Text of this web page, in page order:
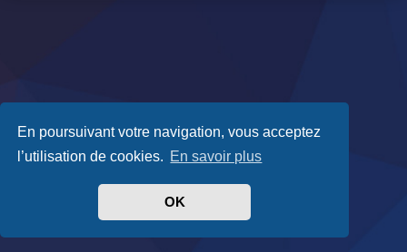
En poursuivant votre navigation, vous acceptez
l’utilisation de cookies. En savoir plus
OK